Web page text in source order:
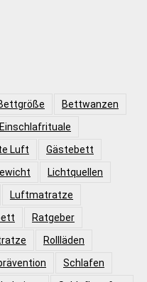
Bettwanzen
Einschlafrituale
Luft
Gästebett
Lichtquellen
Luftmatratze
Ratgeber
Rollläden
Schlafen